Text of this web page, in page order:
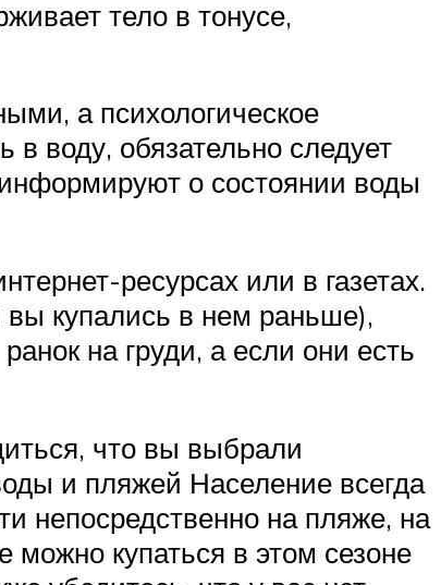
тело в тонусе,
а психологическое
воду, обязательно следует
о состоянии воды
ресурсах или в газетах.
купались в нем раньше),
на груди, а если они есть
что вы выбрали
и пляжей Население всегда
непосредственно на пляже, на
можно купаться в этом сезоне